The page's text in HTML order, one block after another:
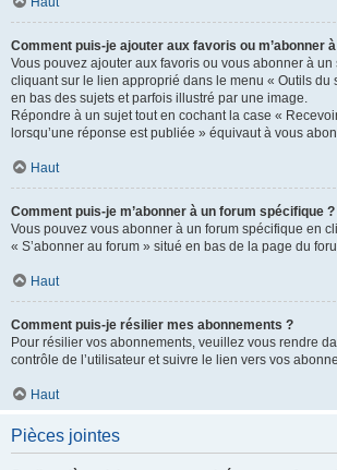
Comment puis-je ajouter aux favoris ou m’abonner
Vous pouvez ajouter aux favoris ou vous abonner à
cliquant sur le lien approprié dans le menu « Outils du
en bas des sujets et parfois illustré par une image.
Répondre à un sujet tout en cochant la case «
lorsqu’une réponse est publiée » équivaut à vous
Haut
Comment puis-je m’abonner à un forum spécifique ?
Vous pouvez vous abonner à un forum spécifique en
« S’abonner au forum » situé en bas de la page du
Haut
Comment puis-je résilier mes abonnements ?
Pour résilier vos abonnements, veuillez vous rendre
contrôle de l’utilisateur et suivre le lien vers vos
Haut
Pièces jointes